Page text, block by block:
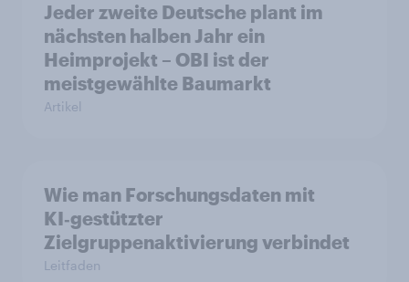
Jeder zweite Deutsche plant im
nächsten halben Jahr ein
Heimprojekt – OBI ist der
meistgewählte Baumarkt
Artikel
Wie man Forschungsdaten mit
KI‑gestützter
Zielgruppenaktivierung verbindet
Leitfaden